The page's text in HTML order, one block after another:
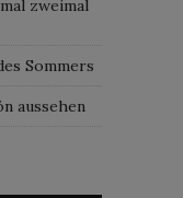
zweimal
Sommers
aussehen